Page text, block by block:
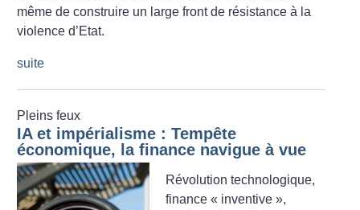
même de construire un large front de résistance à la
violence d’Etat.
suite
Pleins feux
IA et impérialisme : Tempête
économique, la finance navigue à vue
Révolution technologique,
finance « inventive »,